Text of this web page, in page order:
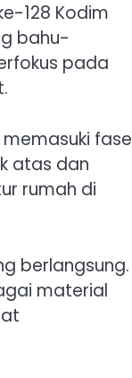
128 Kodim
bahu-
pada
memasuki fase
atas dan
rumah di
berlangsung.
material